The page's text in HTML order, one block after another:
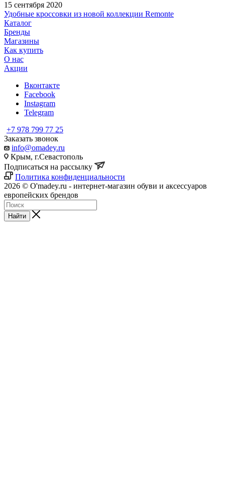
15 сентября 2020
Удобные кроссовки из новой коллекции Remonte
Каталог
Бренды
Магазины
Как купить
О нас
Акции
Вконтакте
Facebook
Instagram
Telegram
+7 978 799 77 25
Заказать звонок
info@omadey.ru
Крым, г.Севастополь
Подписаться на рассылку
Политика конфиденциальности
2026 © O'madey.ru - интернет-магазин обуви и аксессуаров
европейских брендов
Найти